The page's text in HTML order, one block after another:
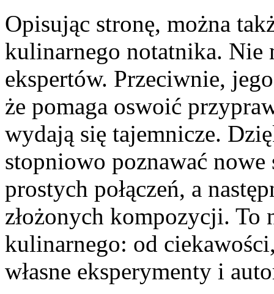
Opisując stronę, można
kulinarnego notatnika. Nie
ekspertów. Przeciwnie,
że pomaga oswoić
wydają się tajemnicze.
stopniowo poznawać nowe
prostych połączeń, a
złożonych kompozycji. To
kulinarnego: od
własne eksperymenty i